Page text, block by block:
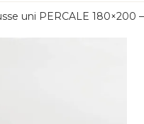
uni PERCALE 180×200 –